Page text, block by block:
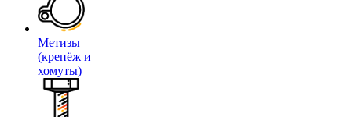
Метизы
(крепёж и
хомуты)